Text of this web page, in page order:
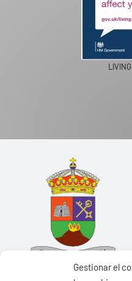
Gestionar el